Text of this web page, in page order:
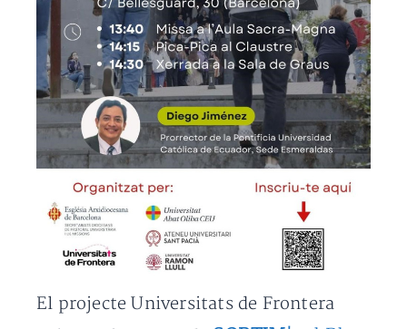
El projecte Universitats de Frontera